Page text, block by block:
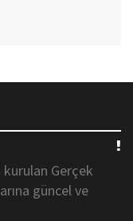
kurulan Gerçek
güncel ve